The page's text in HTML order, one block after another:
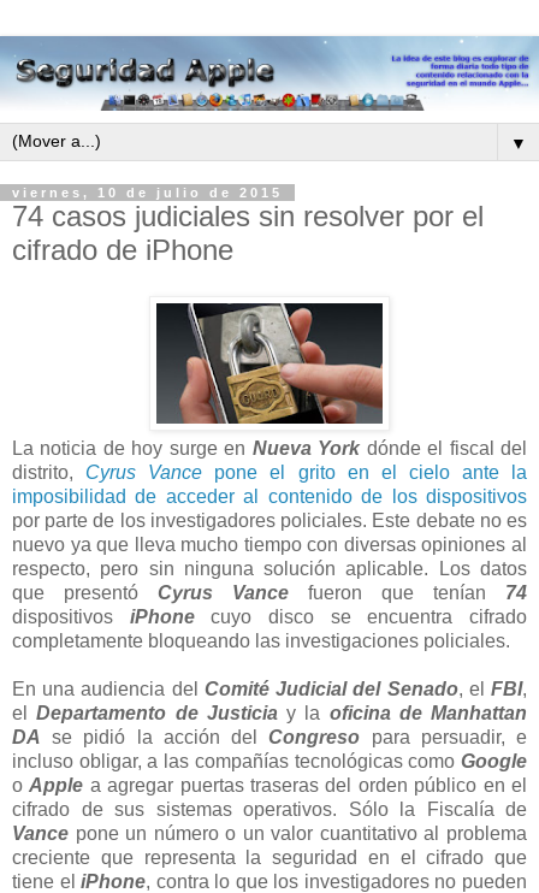
▼
viernes, 10 de julio de 2015
74 casos judiciales sin resolver por el
cifrado de iPhone
La noticia de hoy surge en Nueva York dónde el fiscal del
distrito, Cyrus Vance pone el grito en el cielo ante la
imposibilidad de acceder al contenido de los dispositivos
por parte de los investigadores policiales. Este debate no es
nuevo ya que lleva mucho tiempo con diversas opiniones al
respecto, pero sin ninguna solución aplicable. Los datos
que presentó Cyrus Vance fueron que tenían 74
dispositivos iPhone
cuyo disco se encuentra cifrado
completamente bloqueando las investigaciones policiales.
En una audiencia del Comité Judicial del Senado, elFBI,
elDepartamento de Justicia y la oficina de Manhattan
DA se pidió la acción delCongreso para persuadir, e
incluso obligar, a las compañías tecnológicas como Google
oApple a agregar puertas traseras del orden público en el
cifrado de sus sistemas operativos. Sólo la Fiscalía de
Vance pone un número o un valor cuantitativo al problema
creciente que representa la seguridad en el cifrado que
tiene eliPhone, contra lo que los investigadores no pueden